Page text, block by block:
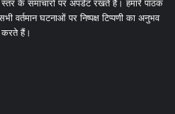
के समाचारों पर अपडेट रखते हैं। हमारे पाठक
वर्तमान घटनाओं पर निष्पक्ष टिप्पणी का अनुभव
करते हैं।